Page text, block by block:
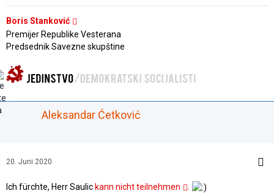
Boris Stanković
Premijer Republike Vesterana
Predsednik Savezne skupštine
Aleksandar Ćetković
20. Juni 2020
Ich fürchte, Herr Saulic kann nicht teilnehmen